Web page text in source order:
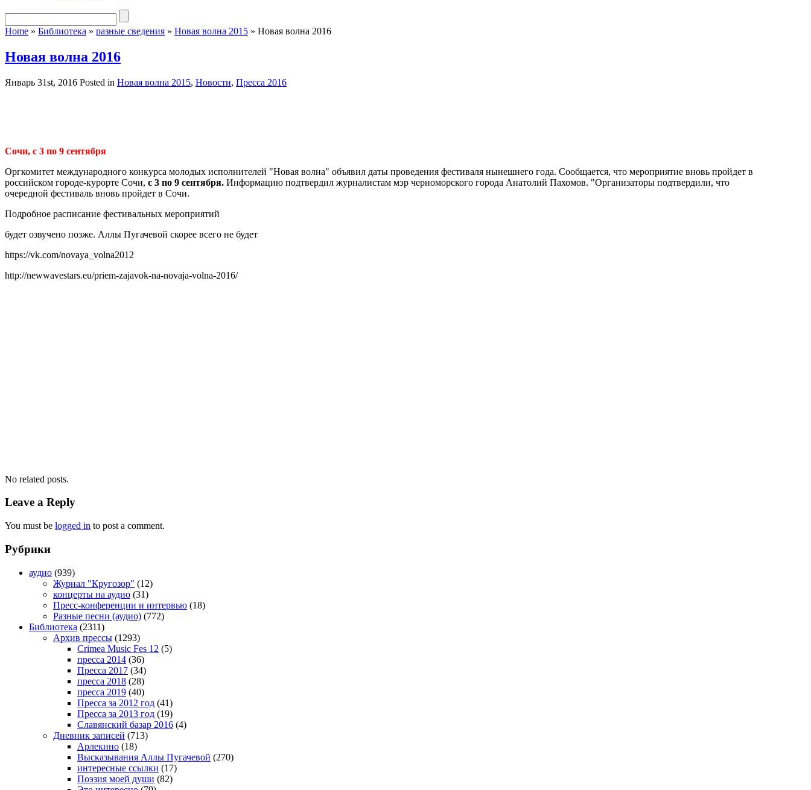
Home » Библиотека » разные сведения » Новая волна 2015 » Новая волна 2016
Новая волна 2016
Январь 31st, 2016 Posted in Новая волна 2015, Новости, Пресса 2016
Сочи, с 3 по 9 сентября
Оргкомитет международного конкурса молодых исполнителей "Новая волна" объявил даты проведения фестиваля нынешнего года. Сообщается, что мероприятие вновь пройдет в
российском городе-курорте Сочи, с 3 по 9 сентября. Информацию подтвердил журналистам мэр черноморского города Анатолий Пахомов. "Организаторы подтвердили, что
очередной фестиваль вновь пройдет в Сочи.
Подробное расписание фестивальных мероприятий
будет озвучено позже. Аллы Пугачевой скорее всего не будет
https://vk.com/novaya_volna2012
http://newwavestars.eu/priem-zajavok-na-novaja-volna-2016/
No related posts.
Leave a Reply
You must be logged in to post a comment.
Рубрики
аудио (939)
Журнал "Кругозор" (12)
концерты на аудио (31)
Пресс-конференции и интервью (18)
Разные песни (аудио) (772)
Библиотека (2311)
Архив прессы (1293)
Crimea Music Fes 12 (5)
пресса 2014 (36)
Пресса 2017 (34)
пресса 2018 (28)
пресса 2019 (40)
Пресса за 2012 год (41)
Пресса за 2013 год (19)
Славянский базар 2016 (4)
Дневник записей (713)
Арлекино (18)
Высказывания Аллы Пугачевой (270)
интересные ссылки (17)
Поэзия моей души (82)